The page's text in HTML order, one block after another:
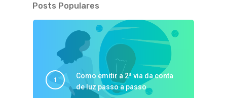
Posts Populares
Como emitir a 2ª via da conta
de luz passo a passo